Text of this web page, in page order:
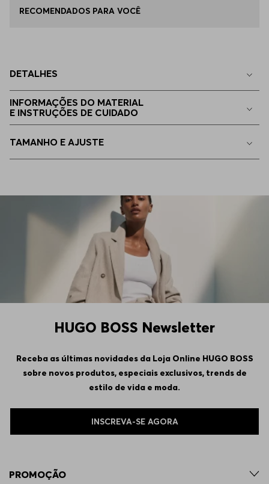
M - M
EGG Indisponível
RECOMENDADOS PARA VOCÊ
DETALHES
INFORMAÇÕES DO MATERIAL
E INSTRUÇÕES DE CUIDADO
TAMANHO E AJUSTE
HUGO BOSS Newsletter
Receba as últimas novidades da Loja Online HUGO BOSS
sobre novos produtos, especiais exclusivos, trends de
estilo de vida e moda.
INSCREVA-SE AGORA
PROMOÇÃO